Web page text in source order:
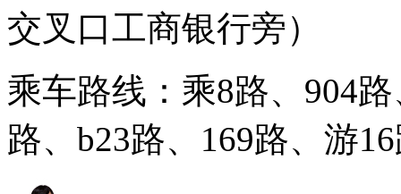
交叉口工商银行旁）
乘车路线：乘8路、904
路、b23路、169路、游